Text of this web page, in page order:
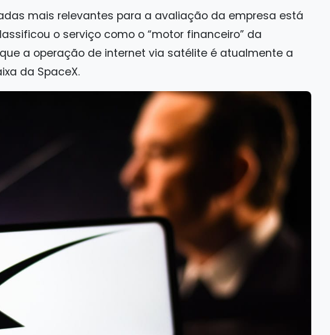
mais relevantes para a avaliação da empresa está
o serviço como o “motor financeiro” da
a operação de internet via satélite é atualmente a
da SpaceX.